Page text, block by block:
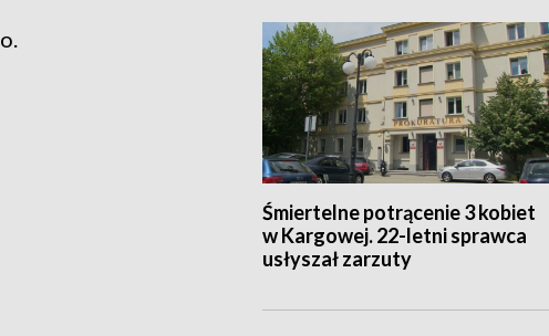
Śmiertelne potrącenie 3 kobiet
w Kargowej. 22-letni sprawca
usłyszał zarzuty